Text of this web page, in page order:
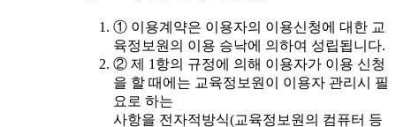
① 이용계약은 이용자의 이용신청에 대한 교
육정보원의 이용 승낙에 의하여 성립됩니다.
② 제 1항의 규정에 의해 이용자가 이용 신청
을 할 때에는 교육정보원이 이용자 관리시 필
요로 하는
사항을 전자적방식(교육정보원의 컴퓨터 등